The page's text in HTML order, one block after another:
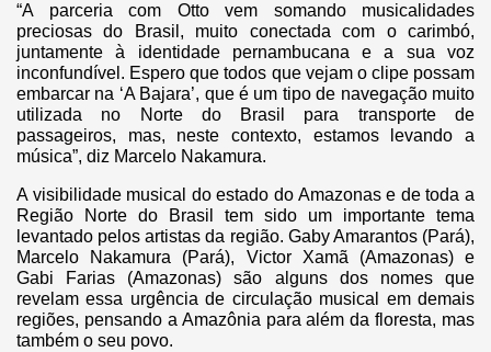
“A parceria com Otto vem somando musicalidades
preciosas do Brasil, muito conectada com o carimbó,
juntamente à identidade pernambucana e a sua voz
inconfundível. Espero que todos que vejam o clipe possam
embarcar na ‘A Bajara’, que é um tipo de navegação muito
utilizada no Norte do Brasil para transporte de
passageiros, mas, neste contexto, estamos levando a
música”, diz Marcelo Nakamura.
A visibilidade musical do estado do Amazonas e de toda a
Região Norte do Brasil tem sido um importante tema
levantado pelos artistas da região. Gaby Amarantos (Pará),
Marcelo Nakamura (Pará), Victor Xamã (Amazonas) e
Gabi Farias (Amazonas) são alguns dos nomes que
revelam essa urgência de circulação musical em demais
regiões, pensando a Amazônia para além da floresta, mas
também o seu povo.